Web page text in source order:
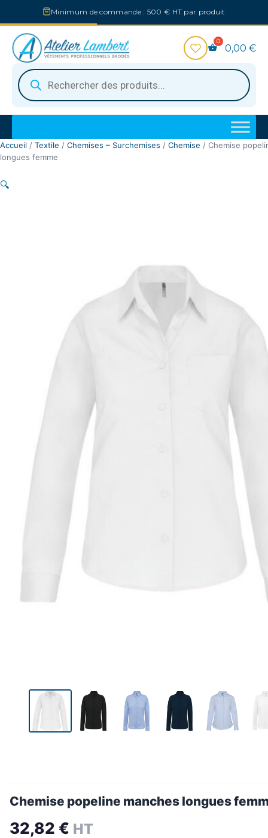
au
contenu
Minimum de commande : 500 € HT par produit
Recherche
de
produits
0,00 €
Accueil / Textile / Chemises – Surchemises / Chemise / Chemise
longues femme
🔍
Chemise popeline manches longues
32,82 € HT